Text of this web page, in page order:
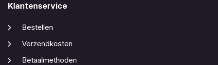
Klantenservice
Bestellen
Verzendkosten
Betaalmethoden